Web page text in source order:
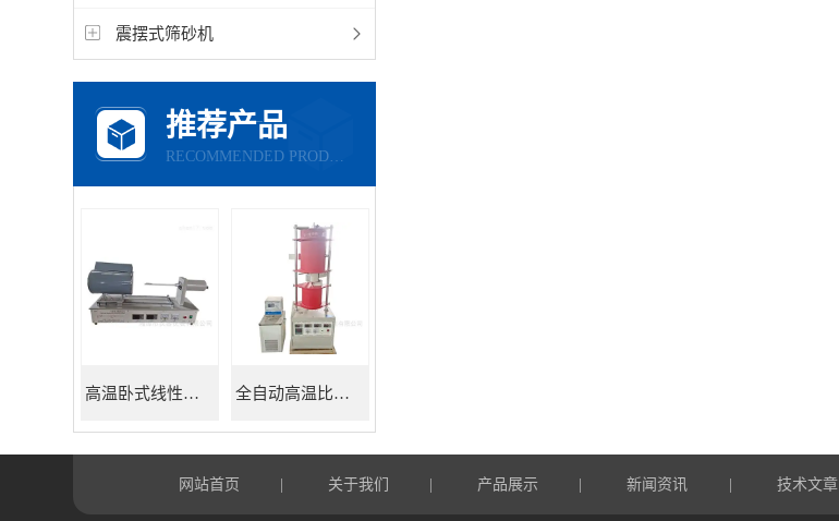
震摆式筛砂机
推荐产品
RECOMMENDED PRODUCTS
高温卧式线性热膨胀系数测定仪 全自动高温比热容测试仪
网站首页 关于我们 产品展示 新闻资讯 技术文章